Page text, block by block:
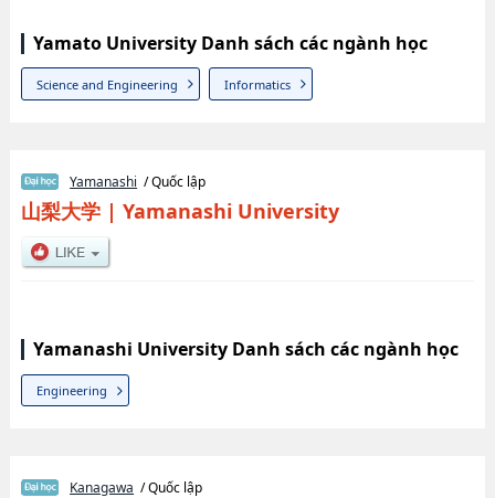
Yamato University Danh sách các ngành học
Science and Engineering Informatics
Yamanashi / Quốc lập
山梨大学| Yamanashi University
Yamanashi University Danh sách các ngành học
Engineering
Kanagawa / Quốc lập